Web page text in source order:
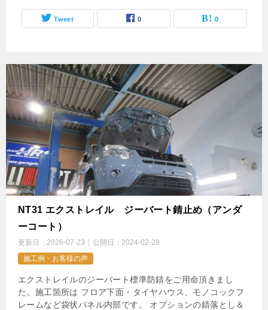
Tweet 0 0
NT31 エクストレイル ジーバート錆止め（アンダ
ーコート）
更新日： 2026-07-23 公開日： 2024-02-29
施工例・お客様の声
エクストレイルのジーバート標準防錆をご用命頂きまし
た。施工箇所は フロア下面・タイヤハウス、モノコックフ
レームなど袋状パネル内部です。 オプションの錆落とし＆